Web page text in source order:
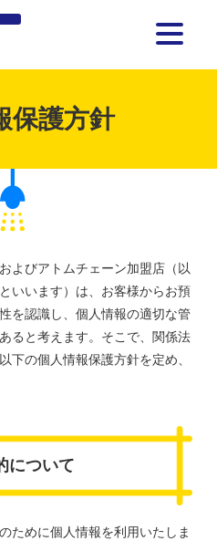
保護方針
よびアトムチェーン加盟店（以
いいます）は、お客様からお預
を認識し、個人情報の適切な管
ると考えます。そこで、関係法
下の個人情報保護方針を定め、
について
ために個人情報を利用いたしま